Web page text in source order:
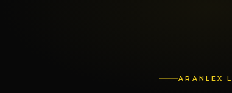
ARANLEX